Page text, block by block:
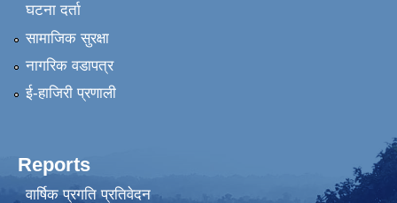
घटना दर्ता
सामाजिक सुरक्षा
नागरिक वडापत्र
ई-हाजिरी प्रणाली
Reports
वार्षिक प्रगति प्रतिवेदन